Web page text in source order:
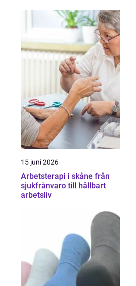
15 juni 2026
Arbetsterapi i skåne från
sjukfrånvaro till hållbart
arbetsliv